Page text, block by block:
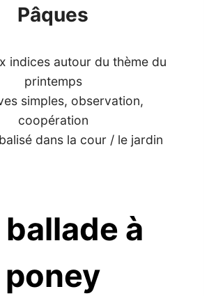
Pâques
indices autour du thème du
printemps
simples, observation,
coopération
dans la cour / le jardin
ballade à
poney